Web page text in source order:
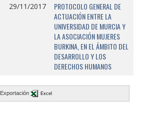
29/11/2017
PROTOCOLO GENERAL DE
ACTUACIÓN ENTRE LA
UNIVERSIDAD DE MURCIA Y
LA ASOCIACIÓN MUJERES
BURKINA, EN EL ÁMBITO DEL
DESARROLLO Y LOS
DERECHOS HUMANOS
Exportación Excel